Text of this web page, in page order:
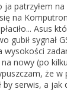
ja patrzyłem
na
Asus
gubił sygnał
wysokości
nowy (po
że w
serwis, a jak